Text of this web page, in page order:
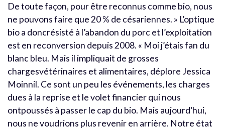
De toute façon, pour être reconnus comme bio, nous
ne pouvons faire que 20 % de césariennes. » L’optique
bio a doncrésisté à l’abandon du porc et l’exploitation
est en reconversion depuis 2008. « Moi j’étais fan du
blanc bleu. Mais il impliquait de grosses
chargesvétérinaires et alimentaires, déplore Jessica
Moinnil. Ce sont un peu les événements, les charges
dues à la reprise et le volet financier qui nous
ontpoussés à passer le cap du bio. Mais aujourd’hui,
nous ne voudrions plus revenir en arrière. Notre état